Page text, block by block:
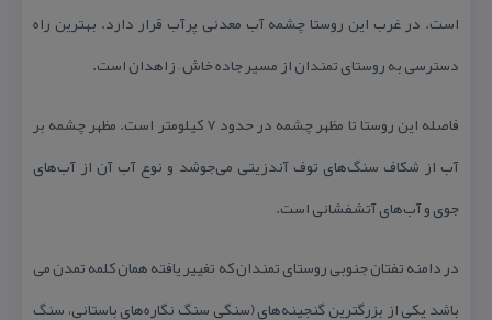
است. در غرب این روستا چشمه آب معدنی پرآب قرار دارد. بهترین راه
دسترسی به روستای تمندان از مسیر جاده خاش – زاهدان است.
فاصله این روستا تا مظهر چشمه در حدود ۷ كیلومتر است. مظهر چشمه بر
آب از شكاف سنگ‌های توف آندزیتی می‌جوشد و نوع آب آن از آب‌های
جوی و آب‌های آتشفشانی است.
در دامنه تفتان جنوبی روستای تمندان كه تغییر یافته همان كلمه تمدن می
باشد یكی از بزرگترین گنجینه‌های (سنگی سنگ نگاره‌های باستانی، سنگ